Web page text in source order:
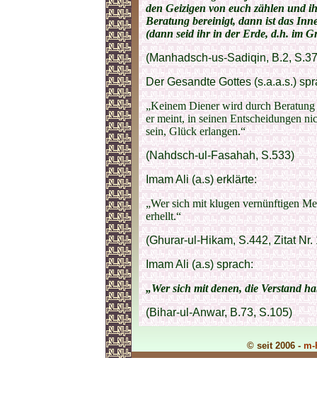
den Geizigen von euch zählen und
Beratung bereinigt, dann ist das
(dann seid ihr in der Erde, d.h. im
(Manhadsch-us-Sadiqin, B.2,
Der Gesandte Gottes (s.a.a.s.)
„Keinem Diener wird durch
er meint, in seinen Entscheidungen
sein, Glück erlangen.“
(Nahdsch-ul-Fasahah, S.533)
Imam Ali (a.s) erklärte:
„Wer sich mit klugen vernünftigen
erhellt.“
(Ghurar-ul-Hikam, S.442, Zitat Nr.
Imam Ali (a.s) sprach:
„Wer sich mit denen, die Verstand
(Bihar-ul-Anwar, B.73, S.105)
© seit 2006 - m-